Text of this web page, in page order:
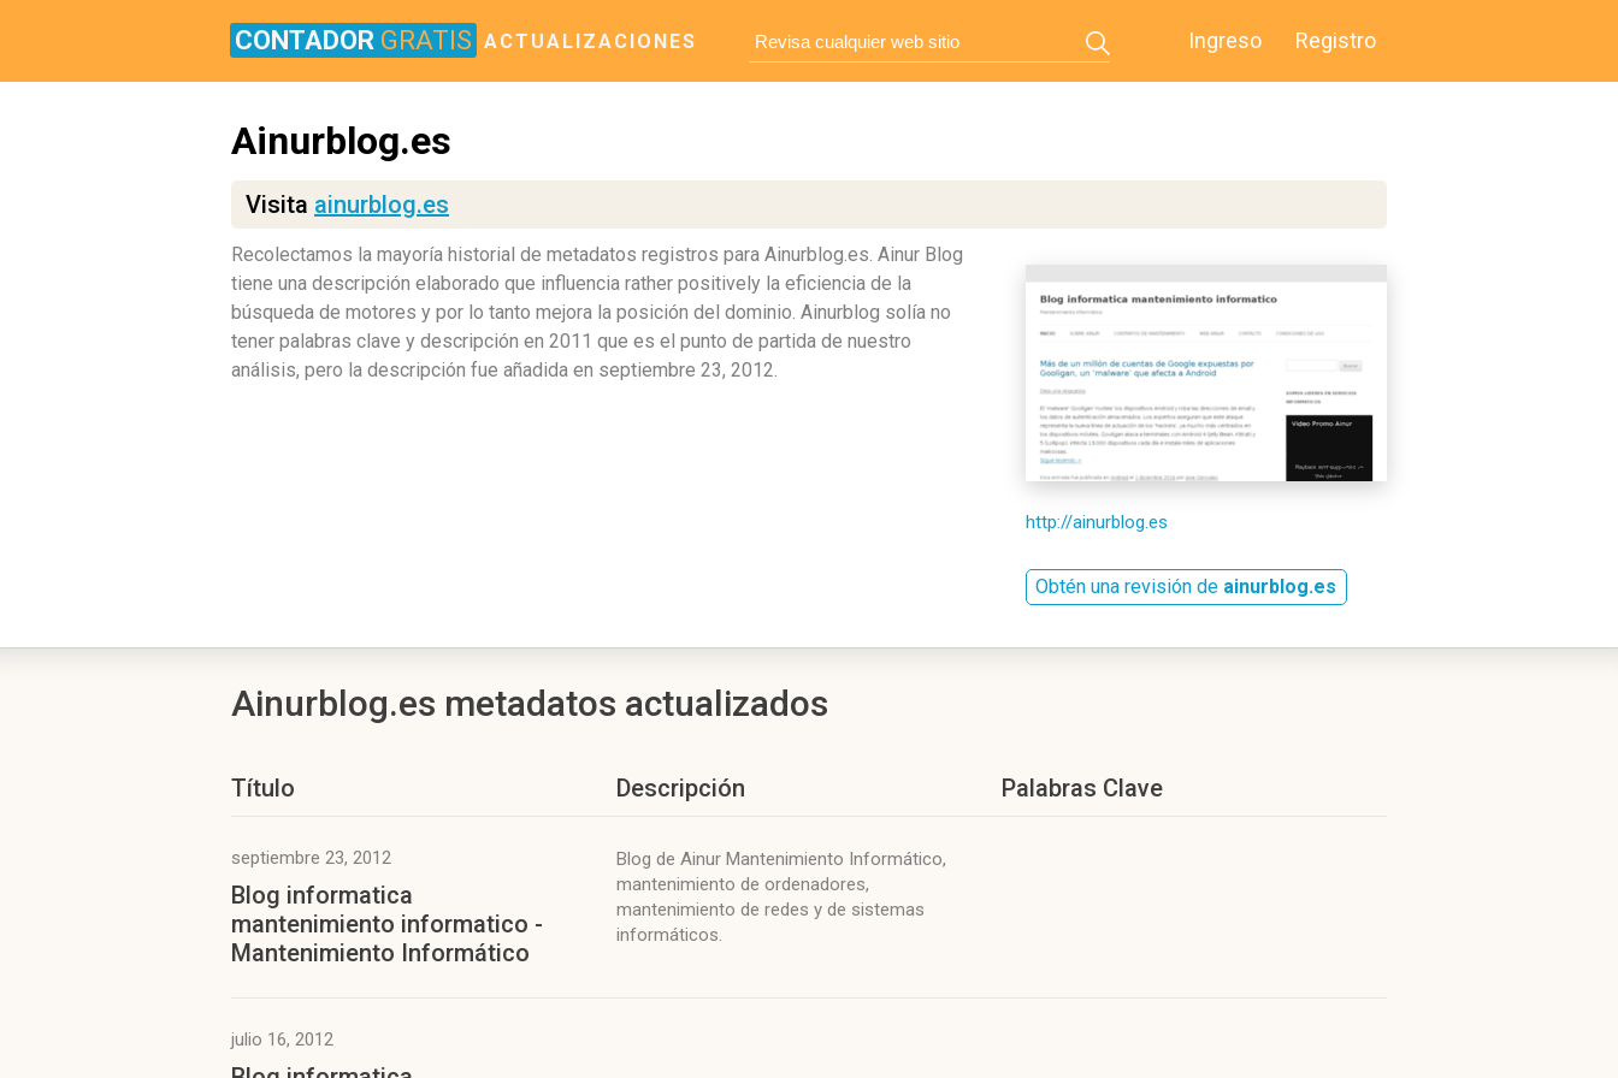
CONTADOR GRATIS ACTUALIZACIONES Ingreso Registro
Ainurblog.es
Visita ainurblog.es
Recolectamos la mayoría historial de metadatos registros para Ainurblog.es. Ainur Blog
tiene una descripción elaborado que influencia rather positively la eficiencia de la
búsqueda de motores y por lo tanto mejora la posición del dominio. Ainurblog solía no
tener palabras clave y descripción en 2011 que es el punto de partida de nuestro
análisis, pero la descripción fue añadida en septiembre 23, 2012.
http://ainurblog.es
Obtén una revisión de ainurblog.es
Ainurblog.es metadatos actualizados
Título Descripción Palabras Clave
septiembre 23, 2012
Blog informatica
mantenimiento informatico -
Mantenimiento Informático
Blog de Ainur Mantenimiento Informático,
mantenimiento de ordenadores,
mantenimiento de redes y de sistemas
informáticos.
julio 16, 2012